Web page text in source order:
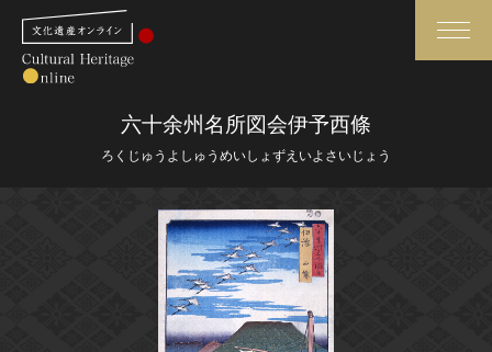
さらに詳細検索
媒体資料・関連記事等
六十余州名所図会伊予西條
ろくじゅうよしゅうめいしょずえいよさいじょう